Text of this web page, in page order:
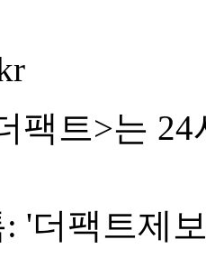
팩트>는
: '더팩트제